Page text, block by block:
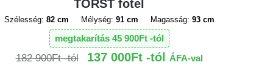
TORST fotel
Szélesség: 82 cm Mélység: 91 cm Magasság: 93 cm
megtakarítás 45 900Ft
182 900Ft 137 000Ft ÁFA-val